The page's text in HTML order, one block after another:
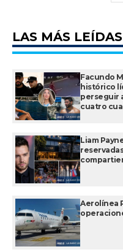
LAS MÁS LEÍDAS
Facundo
histórico
perseguir
cuatro
Liam
Aerolínea